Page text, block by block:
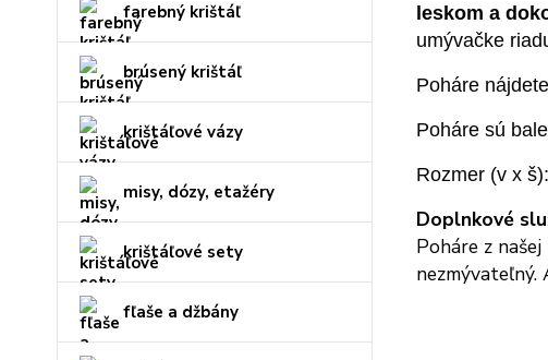
farebný krištáľ
brúsený krištáľ
krištáľové vázy
misy, dózy, etažéry
krištáľové sety
fľaše a džbány
leskom a
umývačke
Poháre
Poháre sú
Rozmer (v x
Doplnkové
Poháre z
nezmývateľný.